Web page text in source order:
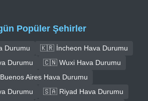
Popüler Şehirler
Durumu
🇰🇷 İncheon Hava Durumu
Durumu
🇨🇳 Wuxi Hava Durumu
Aires Hava Durumu
Durumu
🇸🇦 Riyad Hava Durumu